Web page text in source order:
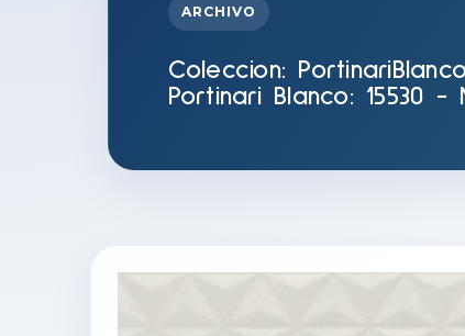
ARCHIVO
Coleccion:
Portinari Blanco: 15530 -